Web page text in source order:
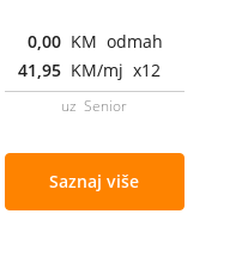
0,00 KM odmah
41,95 KM/mj x12
uz Senior
Saznaj više